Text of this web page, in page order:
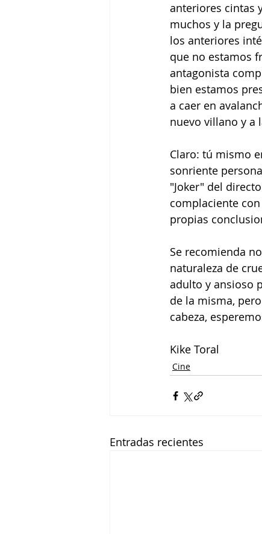
anteriores cintas
muchos y la
los anteriores
que no estamos
antagonista
bien estamos
a caer en
nuevo villano y a
Claro: tú mismo
sonriente
"Joker" del
complaciente
propias
Se recomienda
naturaleza de
adulto y ansioso
de la misma,
cabeza,
Kike Toral
Cine
Entradas recientes